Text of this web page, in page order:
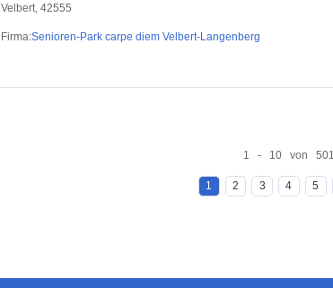
Velbert, 42555
Firma:Senioren-Park carpe diem Velbert-Langenberg
1 - 10 von 501
1 2 3 4 5